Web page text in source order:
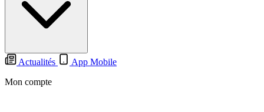
Actualités
App Mobile
Mon compte